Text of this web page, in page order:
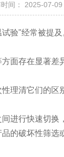
时间： 2025-07-
验"经常被提
面存在显著
理清它们的区
进行快速切
的破坏性筛选